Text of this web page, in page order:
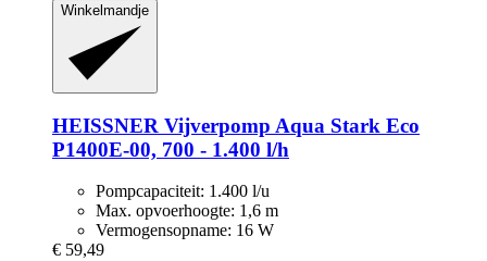
Winkelmandje
HEISSNER Vijverpomp Aqua Stark Eco
P1400E-​00, 700 -​ 1.400 l/h
Pompcapaciteit: 1.400 l/u
Max. opvoerhoogte: 1,6 m
Vermogensopname: 16 W
€ 59,49